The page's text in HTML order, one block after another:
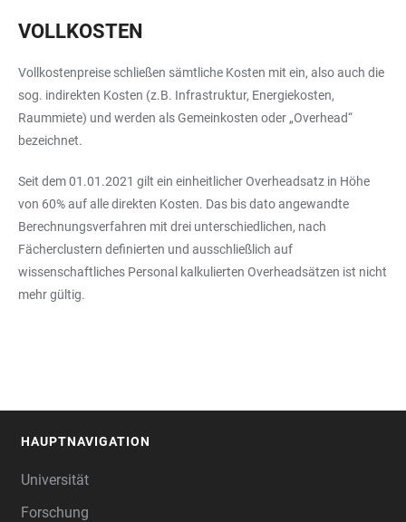
VOLLKOSTEN
Vollkostenpreise schließen sämtliche Kosten mit ein, also auch die
sog. indirekten Kosten (z.B. Infrastruktur, Energiekosten,
Raummiete) und werden als Gemeinkosten oder „Overhead“
bezeichnet.
Seit dem 01.01.2021 gilt ein einheitlicher Overheadsatz in Höhe
von 60% auf alle direkten Kosten. Das bis dato angewandte
Berechnungsverfahren mit drei unterschiedlichen, nach
Fächerclustern definierten und ausschließlich auf
wissenschaftliches Personal kalkulierten Overheadsätzen ist nicht
mehr gültig.
HAUPTNAVIGATION
Universität
Forschung